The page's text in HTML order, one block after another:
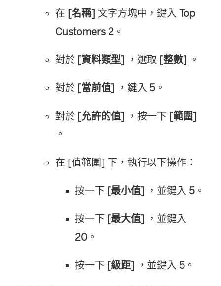
在 [名稱] 文字方塊中，鍵入 Top
Customers 2 。
對於 [資料類型] ，選取 [整數] 。
對於 [當前值] ，鍵入 5 。
對於 [允許的值] ，按一下 [範圍]
。
在 [值範圍] 下，執行以下操作：
按一下 [最小值] ，並鍵入 5 。
按一下 [最大值] ，並鍵入
20 。
按一下 [級距] ，並鍵入 5 。